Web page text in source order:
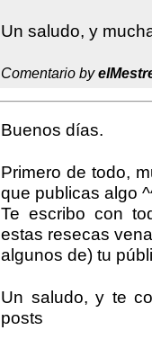
Un saludo, y
Comentario by
Buenos días.
Primero de todo,
que publicas algo
Te escribo con
estas resecas
algunos de) tu
Un saludo, y te
posts